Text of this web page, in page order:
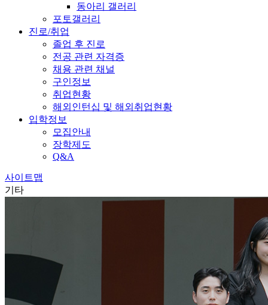
동아리 갤러리
포토갤러리
진로/취업
졸업 후 진로
전공 관련 자격증
채용 관련 채널
구인정보
취업현황
해외인턴십 및 해외취업현황
입학정보
모집안내
장학제도
Q&A
사이트맵
기타